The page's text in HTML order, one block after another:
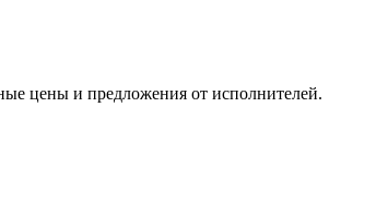
цены и предложения от исполнителей.